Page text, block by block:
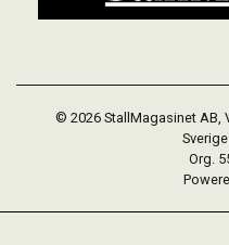
© 2026 StallMagasinet AB,
Org.